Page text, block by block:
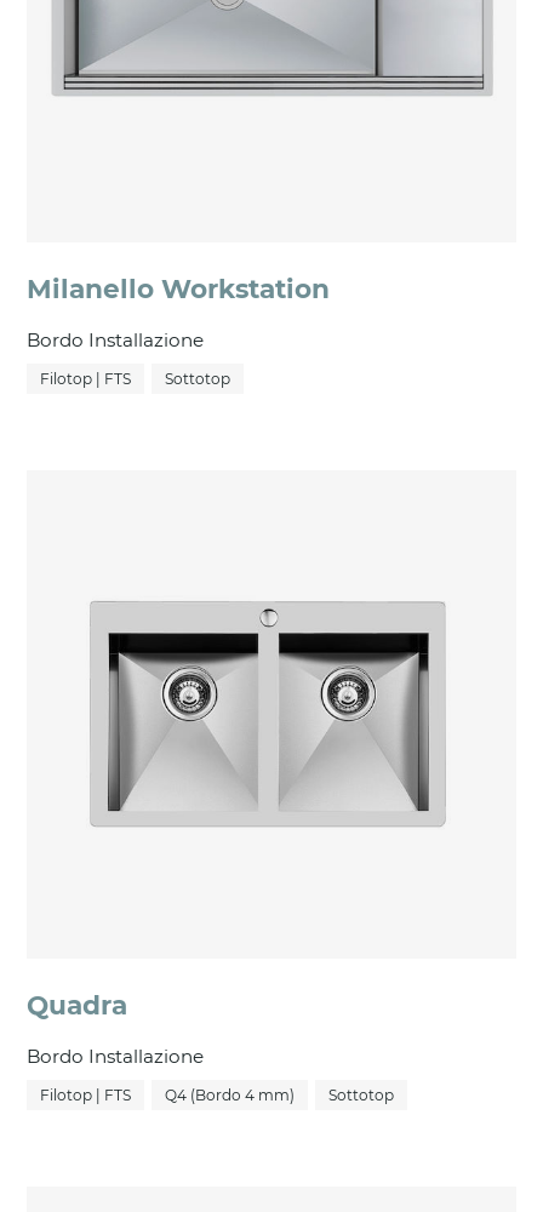
Milanello Workstation
Bordo Installazione
Filotop | FTS Sottotop
Quadra
Bordo Installazione
Filotop | FTS Q4 (Bordo 4 mm) Sottotop